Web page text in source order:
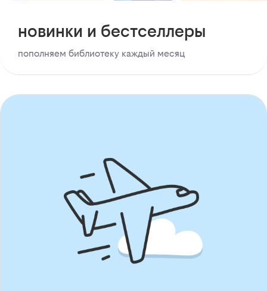
новинки и бестселлеры
пополняем библиотеку каждый месяц